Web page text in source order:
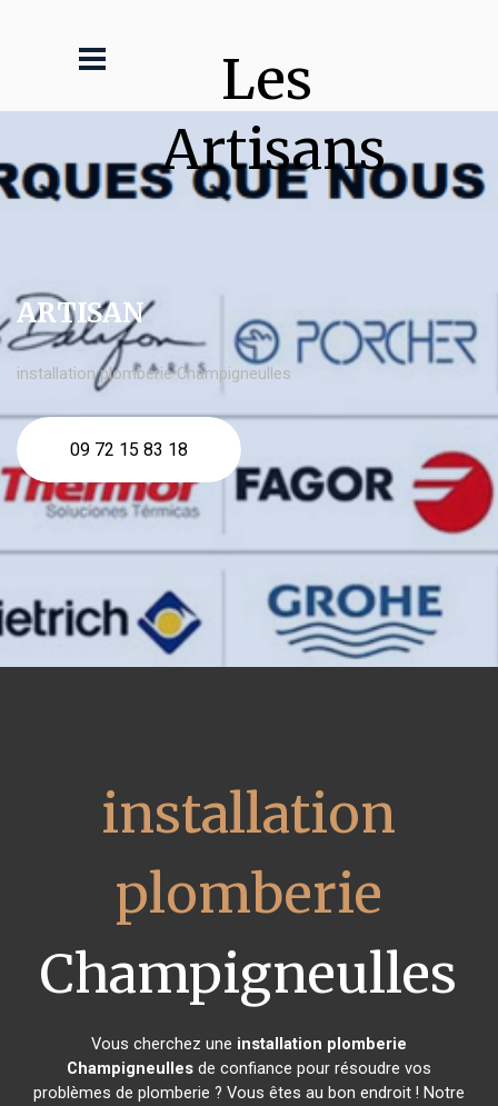
Les
Artisans
ARTISAN
installation plomberie Champigneulles
09 72 15 83 18
installation
plomberie
Champigneulles
Vous cherchez une installation plomberie
Champigneullesde confiance pour résoudre vos
problèmes de plomberie ? Vous êtes au bon endroit ! Notre